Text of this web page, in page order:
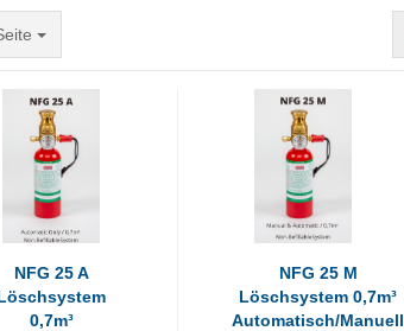
NFG 25 A
0,7m³
NFG 25 M
Löschsystem 0,7m³
Automatisch/Manuell